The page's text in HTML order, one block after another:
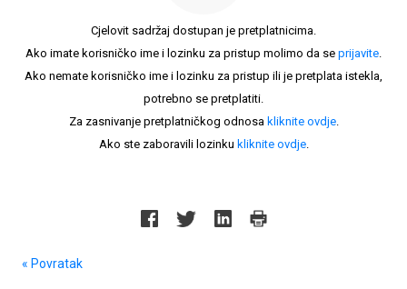
Cjelovit sadržaj dostupan je pretplatnicima.
Ako imate korisničko ime i lozinku za pristup molimo da se prijavite.
Ako nemate korisničko ime i lozinku za pristup ili je pretplata istekla,
potrebno se pretplatiti.
Za zasnivanje pretplatničkog odnosa kliknite ovdje.
Ako ste zaboravili lozinku kliknite ovdje.
« Povratak